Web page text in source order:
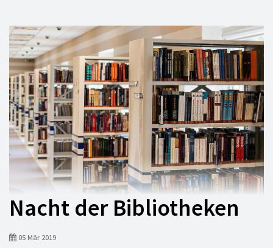
Nacht der Bibliotheken
05 Mär 2019